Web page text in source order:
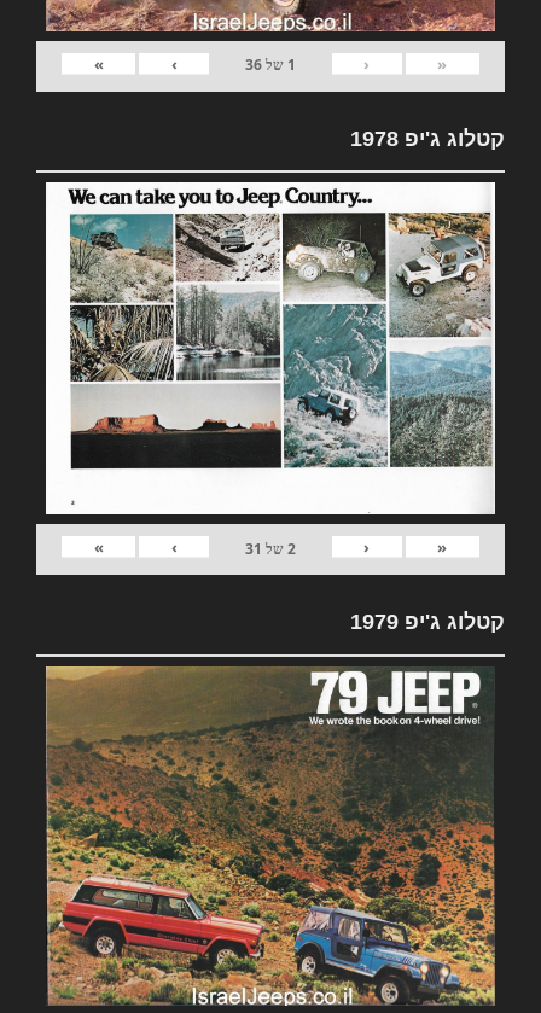
«
‹
1 של36
›
»
קטלוג ג'יפ 1978
«
‹
2של 31
›
»
קטלוג ג'יפ 1979